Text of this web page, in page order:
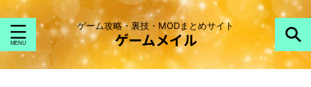
ゲーム攻略・裏技・MODまとめサイト
ゲームメイル